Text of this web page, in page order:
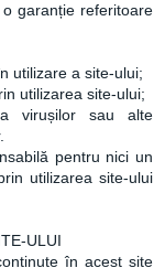
garanție referitoare
utilizare a site-ului;
utilizarea site-ului;
virușilor sau alte
pentru nici un
utilizarea site-ului
ULUI
în acest site